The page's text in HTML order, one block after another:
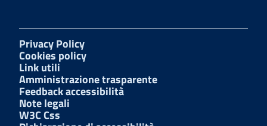
Privacy Policy
Cookies policy
Link utili
Amministrazione trasparente
Feedback accessibilità
Note legali
W3C Css